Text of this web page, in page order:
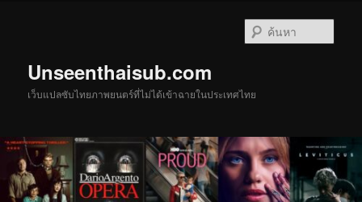
Unseenthaisub.com
เว็บแปลซับไทยภาพยนตร์ที่ไม่ได้เข้าฉายในประเทศไทย